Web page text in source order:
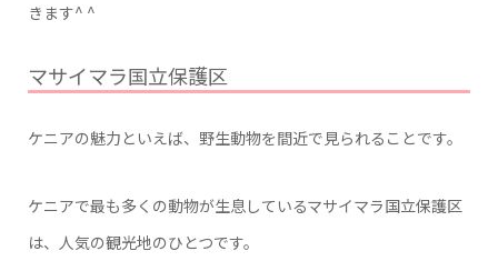
きます^ ^
マサイマラ国立保護区
ケニアの魅力といえば、野生動物を間近で見られることです。
ケニアで最も多くの動物が生息しているマサイマラ国立保護区
は、人気の観光地のひとつです。